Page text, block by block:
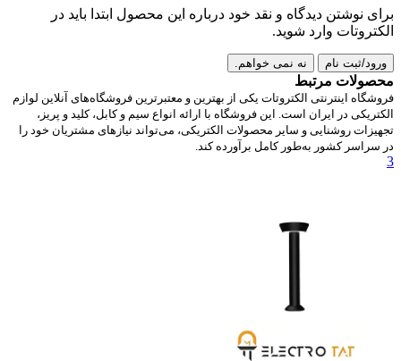
برای نوشتن دیدگاه و نقد خود درباره این محصول ابتدا باید در
الکتروتات وارد شوید.
ورود/ثبت نام نه نمی خواهم.
محصولات مرتبط
فروشگاه اینترنتی الکتروتات یکی از بهترین و معتبرترین فروشگاه‌های آنلاین لوازم
الکتریکی در ایران است. این فروشگاه با ارائه انواع سیم و کابل، کلید و پریز،
تجهیزات روشنایی و سایر محصولات الکتریکی، می‌تواند نیازهای مشتریان خود را
در سراسر کشور به‌طور کامل برآورده کند.
3